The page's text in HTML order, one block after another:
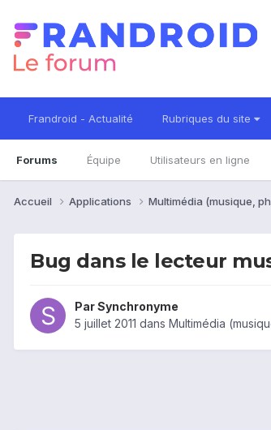
Frandroid - Actualité Rubriques du site
Forums Équipe Utilisateurs en ligne
Accueil Applications Multimédia (musique,
Bug dans le lecteur
ParSynchronyme
5 juillet 2011 dans Multimédia